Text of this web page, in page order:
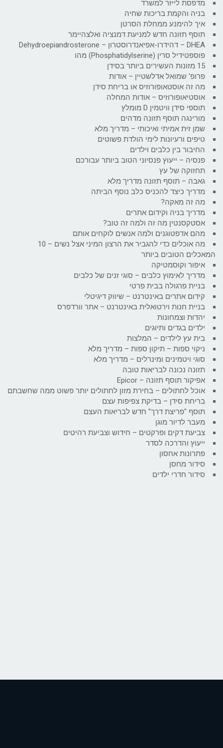
מדפסת לייזר למשרד
בניה והקמת בריכות שחיה
איך להימנע ממחלת הסרטן
תוסף תזונה חדש למניעת דמנציה ואלצהיימר
DHEA – דהידרו-אפיאנדרוסטרון – Dehydroepiandrosterone
פוספטידיל סרין (Phosphatidylserine) מהו
15 מזונות העשירים ביותר בסידן
פרופ' שמואל אדלשטיין – אודות
מה זה אוסטאופורוזיס או בריחת סידן
אוסטיאופורוזיס – אודות המחלה
תוספי סידן וויטמין D מומלץ
מורינגה תוסף תזונה מדהים
שמן זית אמיתי ואיכותי – מדריך מלא
טיפים ורעיונות לימי הולדת פשוטים
החיבור בין כלבים וילדים
פנסיה – ייעוץ פנסיוני הטוב ביותר עבורכם
תחזוקה של עץ
גאבה – תוסף תזונה מדריך מלא
מדריך כיצד להכניס כלב נוסף הביתה
מה זה מאקה?
מדריך בניה וקידום אתרים
אסטקסנטין מה זה ולמה זה טוב?
מהם אדפטוגנים ולמה אנשים לוקחים אותם
מה אוכלים כדי להגביר את הרצון המיני אצל נשים – 10
המאכלים הטובים ביותר
איפור וקוסמטיקה
מדריך לאימוץ כלבים – סוגי זנים של כלבים
בניית פרגולה בבית פרטי
קידום אתרים באינטרנט – שיווק דיגיטלי
בניית חנות וירטואלית באינטרנט – אתר וורדפרס
יהדות וצמחונות
ילדים בגדים ותיוגים
בית עץ לילדים – המלצות
ניקוי ספות – תיקון ספות – מדריך מלא
סוגי ויטמינים ומינרלים – מדריך מלא
תזונה נכונה לבריאות טובה
אפיקור תוסף תזונה – Epicor
אוכל לחתולים – בחירת מזון לחתולים יותר פשוט ממה שחשבתם
בריחת סידן – בדיקת צפיפות עצם
תוסף "פריצת דרך" חדש לבריאות העצם
מעבר לדיור מוגן
צביעת דקים ופרקטים – חידוש וצביעת רהיטים
ייעוץ והדרכה לסדר
פתרונות אחסון
סידור מחסן
סידור חדרי ילדים